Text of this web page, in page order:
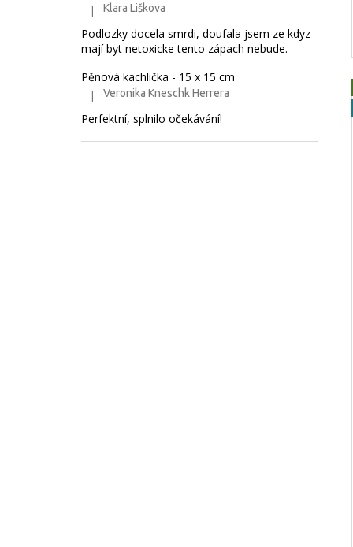
Hodnocení produktu je 5 z 5 hvězdiček.
| Klara Liškova
Podlozky docela smrdi, doufala jsem ze kdyz
mají byt netoxicke tento zápach nebude.
Pěnová kachlička - 15 x 15 cm
Hodnocení produktu je 5 z 5 hvězdiček.
| Veronika Kneschk Herrera
Perfektní, splnilo očekávání!